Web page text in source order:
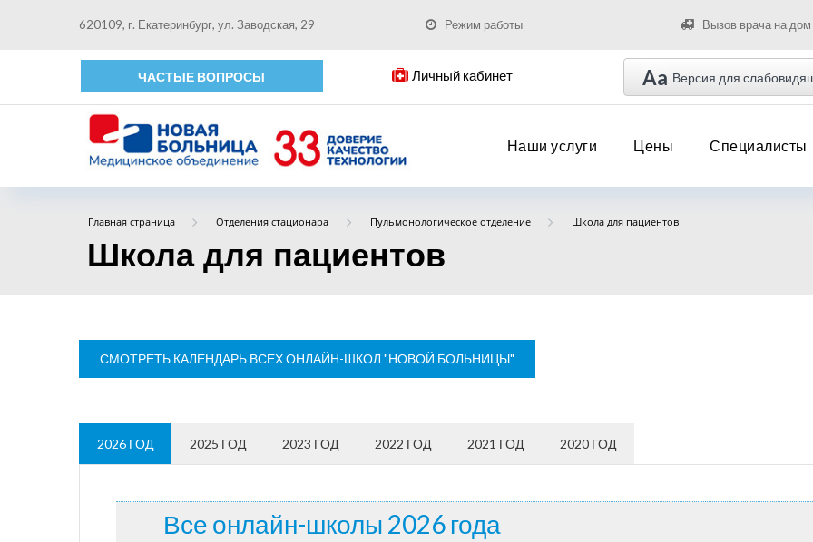
620109, г. Екатеринбург, ул. Заводская, 29 Режим работы Вызов врача на дом
ЧАСТЫЕ ВОПРОСЫ Личный кабинет Aa Версия для
Наши услуги Цены Специалисты
Главная страница Отделения стационара Пульмонологическое отделение Школа для пациентов
Школа для пациентов
СМОТРЕТЬ КАЛЕНДАРЬ ВСЕХ ОНЛАЙН-ШКОЛ "НОВОЙ БОЛЬНИЦЫ"
2026 ГОД 2025 ГОД 2023 ГОД 2022 ГОД 2021 ГОД 2020 ГОД
Все онлайн-школы 2026 года